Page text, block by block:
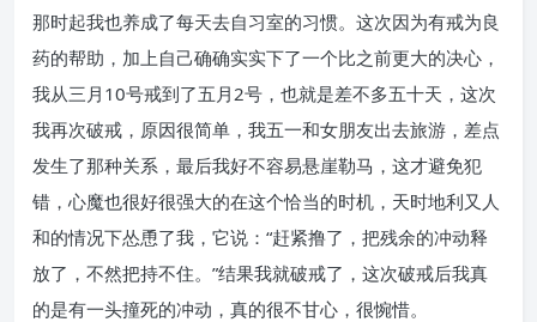
那时起我也养成了每天去自习室的习惯。这次因为有戒为良
药的帮助，加上自己确确实实下了一个比之前更大的决心，
我从三月10号戒到了五月2号，也就是差不多五十天，这次
我再次破戒，原因很简单，我五一和女朋友出去旅游，差点
发生了那种关系，最后我好不容易悬崖勒马，这才避免犯
错，心魔也很好很强大的在这个恰当的时机，天时地利又人
和的情况下怂恿了我，它说：“赶紧撸了，把残余的冲动释
放了，不然把持不住。”结果我就破戒了，这次破戒后我真
的是有一头撞死的冲动，真的很不甘心，很惋惜。